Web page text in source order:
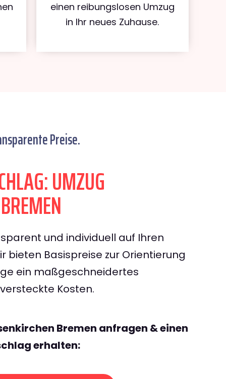
einen reibungslosen Umzug
in Ihr neues Zuhause.
Preise.
UMZUG
und individuell auf Ihren
bieten Basispreise zur Orientierung
ein maßgeschneidertes
Kosten.
Bremen anfragen & einen
erhalten: